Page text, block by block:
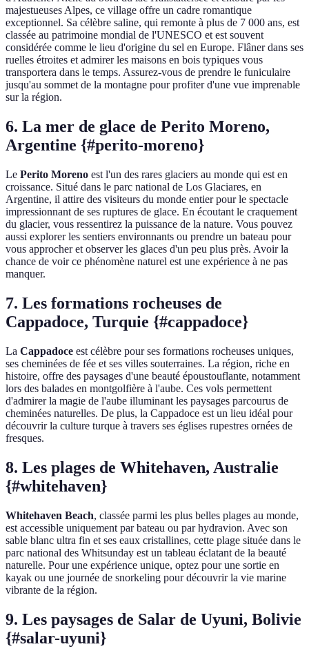
majestueuses Alpes, ce village offre un cadre romantique
exceptionnel. Sa célèbre saline, qui remonte à plus de 7 000 ans, est
classée au patrimoine mondial de l'UNESCO et est souvent
considérée comme le lieu d'origine du sel en Europe. Flâner dans ses
ruelles étroites et admirer les maisons en bois typiques vous
transportera dans le temps. Assurez-vous de prendre le funiculaire
jusqu'au sommet de la montagne pour profiter d'une vue imprenable
sur la région.
6. La mer de glace de Perito Moreno,
Argentine {#perito-moreno}
Le Perito Moreno est l'un des rares glaciers au monde qui est en
croissance. Situé dans le parc national de Los Glaciares, en
Argentine, il attire des visiteurs du monde entier pour le spectacle
impressionnant de ses ruptures de glace. En écoutant le craquement
du glacier, vous ressentirez la puissance de la nature. Vous pouvez
aussi explorer les sentiers environnants ou prendre un bateau pour
vous approcher et observer les glaces d'un peu plus près. Avoir la
chance de voir ce phénomène naturel est une expérience à ne pas
manquer.
7. Les formations rocheuses de
Cappadoce, Turquie {#cappadoce}
La Cappadoce est célèbre pour ses formations rocheuses uniques,
ses cheminées de fée et ses villes souterraines. La région, riche en
histoire, offre des paysages d'une beauté époustouflante, notamment
lors des balades en montgolfière à l'aube. Ces vols permettent
d'admirer la magie de l'aube illuminant les paysages parcourus de
cheminées naturelles. De plus, la Cappadoce est un lieu idéal pour
découvrir la culture turque à travers ses églises rupestres ornées de
fresques.
8. Les plages de Whitehaven, Australie
{#whitehaven}
Whitehaven Beach, classée parmi les plus belles plages au monde,
est accessible uniquement par bateau ou par hydravion. Avec son
sable blanc ultra fin et ses eaux cristallines, cette plage située dans le
parc national des Whitsunday est un tableau éclatant de la beauté
naturelle. Pour une expérience unique, optez pour une sortie en
kayak ou une journée de snorkeling pour découvrir la vie marine
vibrante de la région.
9. Les paysages de Salar de Uyuni, Bolivie
{#salar-uyuni}